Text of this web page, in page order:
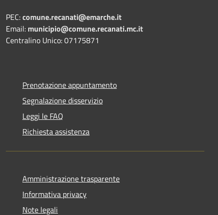
PEC:comune.recanati@emarche.it
Email: municipio@comune.recanati.mc.it
Centralino Unico: 07175871
Prenotazione appuntamento
Segnalazione disservizio
Leggi le FAQ
Richiesta assistenza
Amministrazione trasparente
Informativa privacy
Note legali